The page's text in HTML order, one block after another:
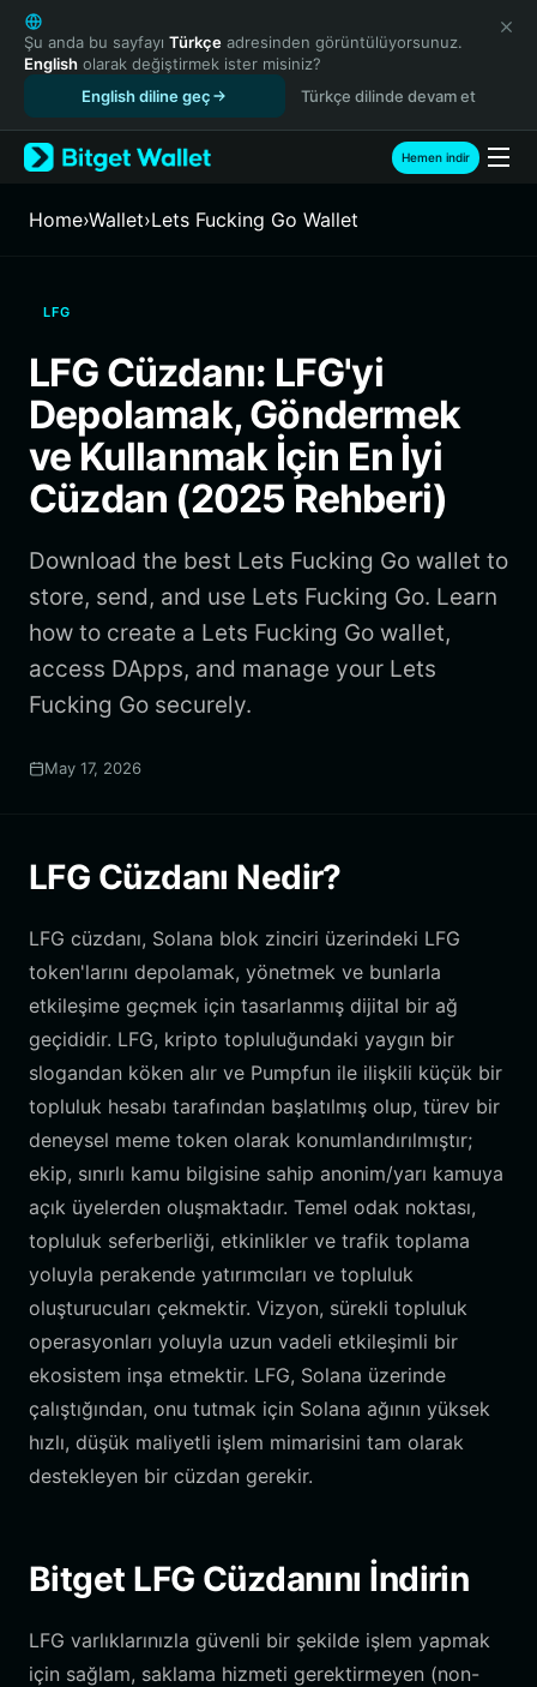
English
日本語
Tiếng Việt
Español (Latinoamérica)
Türkçe
Français
繁體中文
Bahasa Indonesia
ภาษาไทย
Español
Português (Brasil)
Şu anda bu sayfayı Türkçe adresinden görüntülüyorsunuz.
English olarak değiştirmek ister misiniz?
English diline geç
Türkçe dilinde devam et
Hemen indir
Home›Wallet›Lets Fucking Go Wallet
LFG
LFG Cüzdanı: LFG'yi
Depolamak, Göndermek
ve Kullanmak İçin En İyi
Cüzdan (2025 Rehberi)
Download the best Lets Fucking Go wallet to
store, send, and use Lets Fucking Go. Learn
how to create a Lets Fucking Go wallet,
access DApps, and manage your Lets
Fucking Go securely.
May 17, 2026
LFG Cüzdanı Nedir?
LFG cüzdanı, Solana blok zinciri üzerindeki LFG
token'larını depolamak, yönetmek ve bunlarla
etkileşime geçmek için tasarlanmış dijital bir ağ
geçididir. LFG, kripto topluluğundaki yaygın bir
slogandan köken alır ve Pumpfun ile ilişkili küçük bir
topluluk hesabı tarafından başlatılmış olup, türev bir
deneysel meme token olarak konumlandırılmıştır;
ekip, sınırlı kamu bilgisine sahip anonim/yarı kamuya
açık üyelerden oluşmaktadır. Temel odak noktası,
topluluk seferberliği, etkinlikler ve trafik toplama
yoluyla perakende yatırımcıları ve topluluk
oluşturucuları çekmektir. Vizyon, sürekli topluluk
operasyonları yoluyla uzun vadeli etkileşimli bir
ekosistem inşa etmektir. LFG, Solana üzerinde
çalıştığından, onu tutmak için Solana ağının yüksek
hızlı, düşük maliyetli işlem mimarisini tam olarak
destekleyen bir cüzdan gerekir.
Bitget LFG Cüzdanını İndirin
LFG varlıklarınızla güvenli bir şekilde işlem yapmak
için sağlam, saklama hizmeti gerektirmeyen (non-